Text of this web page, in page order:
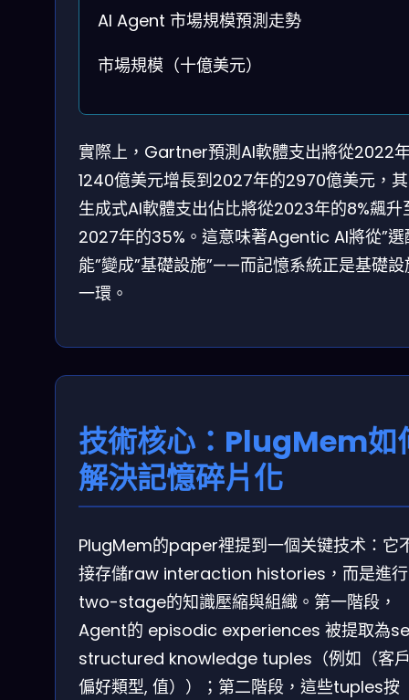
AI Agent 市場規模預測走勢
市場規模（十億美元）
實際上，Gartner預測AI軟體支出將從2022
1240億美元增長到2027年的2970億美元，
生成式AI軟體支出佔比將從2023年的8%飆升
2027年的35%。這意味著Agentic AI將從”選
能”變成”基礎設施”——而記憶系統正是基礎設
一環。
技術核心：PlugMem如
解決記憶碎片化
PlugMem的paper裡提到一個关键技术：它
接存儲raw interaction histories，而是進行
two-stage的知識壓縮與組織。第一階段，
Agent的 episodic experiences 被提取為
structured knowledge tuples（例如（客
偏好類型, 值））；第二階段，這些tuples按